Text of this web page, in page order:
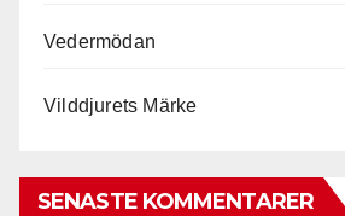
Vedermödan
Vilddjurets Märke
SENASTE KOMMENTARER